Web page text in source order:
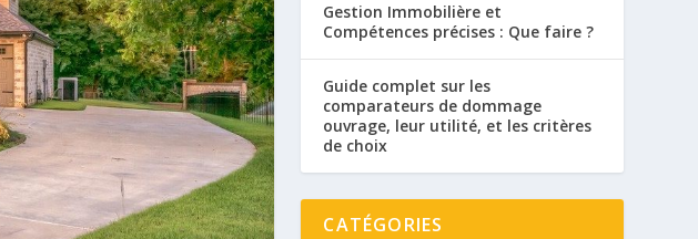
Gestion Immobilière et
Compétences précises : Que faire ?
Guide complet sur les
comparateurs de dommage
ouvrage, leur utilité, et les critères
de choix
CATÉGORIES